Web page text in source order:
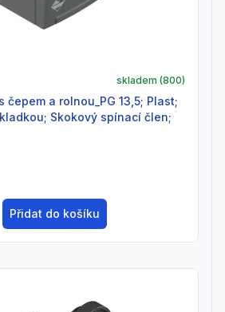
skladem (800)
kladkou; Skokový spínací člen;
Přidat do košíku